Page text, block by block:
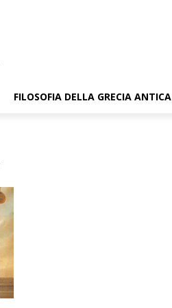
FILOSOFIA DELLA GRECIA ANTICA